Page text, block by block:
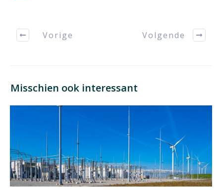
Vorige Volgende
Misschien ook interessant